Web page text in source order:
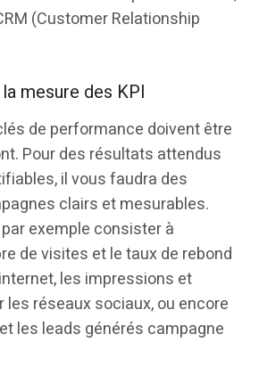
(Customer Relationship
mesure des KPI
de performance doivent être
Pour des résultats attendus
il vous faudra des
clairs et mesurables.
exemple consister à
de visites et le taux de rebond
les impressions et
les réseaux sociaux, ou encore
les leads générés campagne